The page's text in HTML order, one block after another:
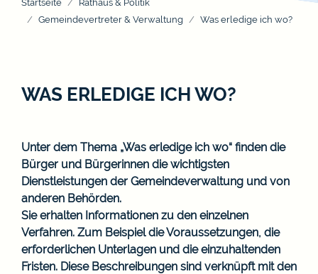
Startseite
Rathaus & Politik
Gemeindevertreter & Verwaltung
Was erledige ich wo?
WAS ERLEDIGE ICH WO?
Unter dem Thema „Was erledige ich wo“ finden die
Bürger und Bürgerinnen die wichtigsten
Dienstleistungen der Gemeindeverwaltung und von
anderen Behörden.
Sie erhalten Informationen zu den einzelnen
Verfahren. Zum Beispiel die Voraussetzungen, die
erforderlichen Unterlagen und die einzuhaltenden
Fristen. Diese Beschreibungen sind verknüpft mit den